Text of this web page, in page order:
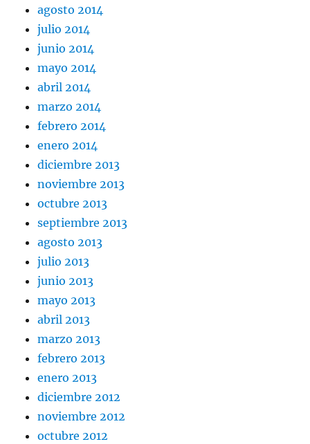
agosto 2014
julio 2014
junio 2014
mayo 2014
abril 2014
marzo 2014
febrero 2014
enero 2014
diciembre 2013
noviembre 2013
octubre 2013
septiembre 2013
agosto 2013
julio 2013
junio 2013
mayo 2013
abril 2013
marzo 2013
febrero 2013
enero 2013
diciembre 2012
noviembre 2012
octubre 2012